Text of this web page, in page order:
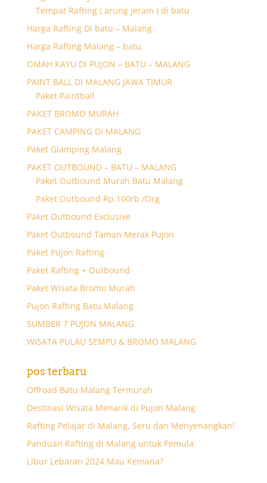
Tempat Rafting ( arung jeram ) di batu
Harga Rafting Di batu – Malang
Harga Rafting Malang – batu
OMAH KAYU DI PUJON – BATU – MALANG
PAINT BALL DI MALANG JAWA TIMUR
Paket Paintball
PAKET BROMO MURAH
PAKET CAMPING DI MALANG
Paket Glamping Malang
PAKET OUTBOUND – BATU – MALANG
Paket Outbound Murah Batu Malang
Paket Outbound Rp.100rb /Org
Paket Outbound Exclusive
Paket Outbound Taman Merak Pujon
Paket Pujon Rafting
Paket Rafting + Outbound
Paket Wisata Bromo Murah
Pujon Rafting Batu Malang
SUMBER 7 PUJON MALANG
WISATA PULAU SEMPU & BROMO MALANG
pos terbaru
Offroad Batu Malang Termurah
Destinasi Wisata Menarik di Pujon Malang
Rafting Pelajar di Malang, Seru dan Menyenangkan!
Panduan Rafting di Malang untuk Pemula
Libur Lebaran 2024 Mau Kemana?